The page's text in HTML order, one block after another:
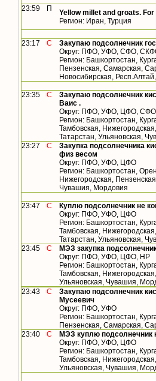
23:59 П Yellow millet and groats.
Регион: Иран, Турция
23:17 С
Закупаю подсолнечник
Округ: ПФО, УФО, СФО,
Регион: Башкортостан,
Пензенская, Самарская,
Новосибирская,
23:35 С
Закупаю подсолнечник
Ваис .
Округ: ПФО, УФО, ЦФО, СФО
Регион: Башкортостан,
Тамбовская,
Татарстан, Ульяновская,
23:27
С
Закупка подсолнечника
физ весом
Округ: ПФО, УФО, ЦФО
Регион: Башкортостан,
Нижегородская,
Чувашия, Мордовия
23:47 С
Куплю подсолнечник не
Округ: ПФО, УФО, ЦФО
Регион: Башкортостан,
Тамбовская,
Татарстан, Ульяновская,
23:45
С
МЭЗ закупка
Округ: ПФО, УФО, ЦФО, НР
Регион: Башкортостан,
Тамбовская,
Ульяновская, Чувашия,
23:43
С
Закупаю подсолнечник
Мусеевич
Округ: ПФО, УФО
Регион: Башкортостан,
Пензенская, Самарская,
23:40
С
МЭЗ куплю подсолнечник
Округ: ПФО, УФО, ЦФО
Регион: Башкортостан,
Тамбовская,
Ульяновская, Чувашия,